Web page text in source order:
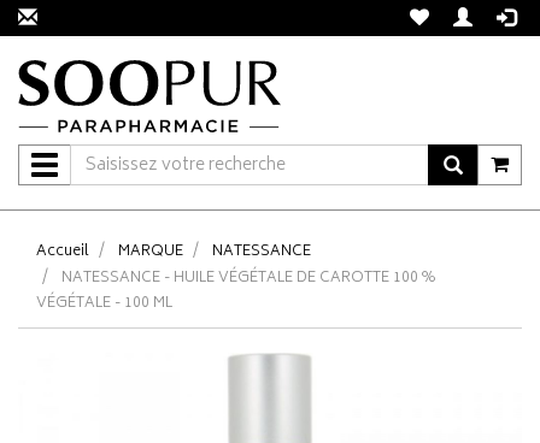
Navigation
Accueil MARQUE
NATESSANCE
NATESSANCE - HUILE VÉGÉTALE DE CAROTTE 100 %
VÉGÉTALE - 100 ML